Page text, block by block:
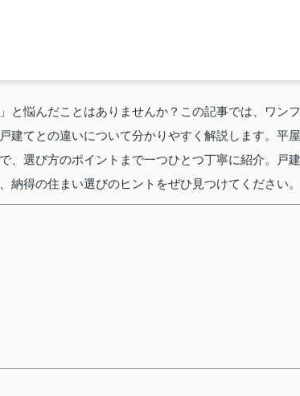
と悩んだことはありませんか？この記事では、ワンフ
建てとの違いについて分かりやすく解説します。平屋
、選び方のポイントまで一つひとつ丁寧に紹介。戸建
納得の住まい選びのヒントをぜひ見つけてください。